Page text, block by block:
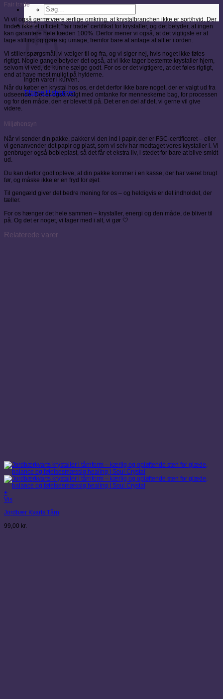
Søg
efter:
Kurv
Ingen varer i kurven.
Tilbage til shoppen
Fair trade
Vi vil også gerne være ærlige omkring, at krystalbranchen ikke er sort/hvid. Der
findes ikke et officielt “fair trade” certifikat for krystaller, og det betyder, at ingen
kan garantere hele kæden 100%. Derfor mener vi også, at det vigtigste er at
tage stilling og gøre sig umage, fremfor bare at antage at alt er i orden.
Vi stiller spørgsmål, vi vælger til og fra, og vi siger nej, hvis noget ikke føles
rigtigt. Nogle gange betyder det også, at vi ikke tager bestemte krystaller hjem,
selvom vi ved, de kunne sælge godt. For os er det vigtigere, at det føles rigtigt,
end at have mest muligt på hylderne.
Når du køber en krystal hos os, er det derfor ikke bare noget, der er valgt ud fra
udseende. Det er også valgt med omtanke for menneskerne bag, for processen
og for den måde, den er blevet til på. Det er en del af det, vi gerne vil give
videre.
Miljøhensyn
Når vi sender din pakke, pakker vi den ind i papir, der er FSC-certificeret – eller
vi genanvender det papir og plast, som vi selv har modtaget vores krystaller i. Vi
genbruger også bobleplast, så det får et ekstra liv, i stedet for bare at blive smidt
ud.
Du kan derfor godt opleve, at din pakke kommer i en kasse, der har været brugt
før, og måske ikke er en fryd for øjet.
Til gengæld giver det bedre mening for os – og heldigvis er det indholdet, der
tæller.
For os hænger det hele sammen – krystaller, energi og den måde, de bliver til
på. Og det er noget, vi tager med i alt, vi gør 🤍
Relaterede varer
+
Vis
Jordbær Kvarts Tårn
99,00 kr.